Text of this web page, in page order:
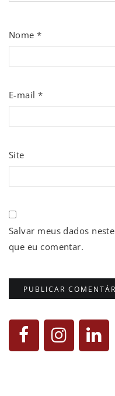
Nome*
E-mail*
Site
Salvar meus dados
que eu comentar.